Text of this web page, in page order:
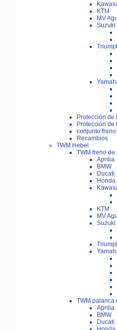
KTM
MV
Suzuki
Protección
Protección de
conjunto
Recambios
TWM Hebel
TWM freno de
Aprilia
BMW
Ducati
Honda
KTM
MV
Suzuki
TWM palanca
Aprilia
BMW
Ducati